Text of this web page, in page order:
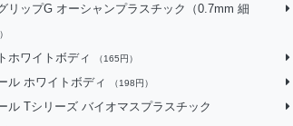
リップG オーシャンプラスチック（0.7mm 細
ホワイトボディ （165円）
ル ホワイトボディ （198円）
ル Tシリーズ バイオマスプラスチック